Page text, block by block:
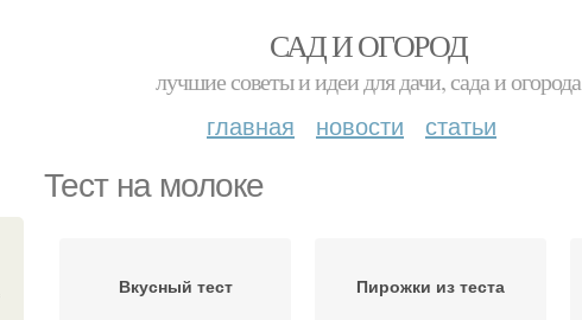
САД И ОГОРОД
лучшие советы и идеи для дачи, сада и огорода
главная новости статьи
Тест на молоке
Вкусный тест Пирожки из теста